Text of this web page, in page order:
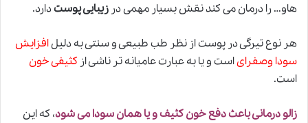
هاو… را درمان می کند نقش بسیار مهمی در زیبایی پوستدارد.
هر نوع تیرگی در پوست از نظر طب طبیعی و سنتی به دلیلافزایش
سودا وصفرایاست و یا به عبارت عامیانه تر ناشی از کثیفی خون
است.
زالو درمانی باعث دفع خون کثیف و یا همان سودا می شود، که این